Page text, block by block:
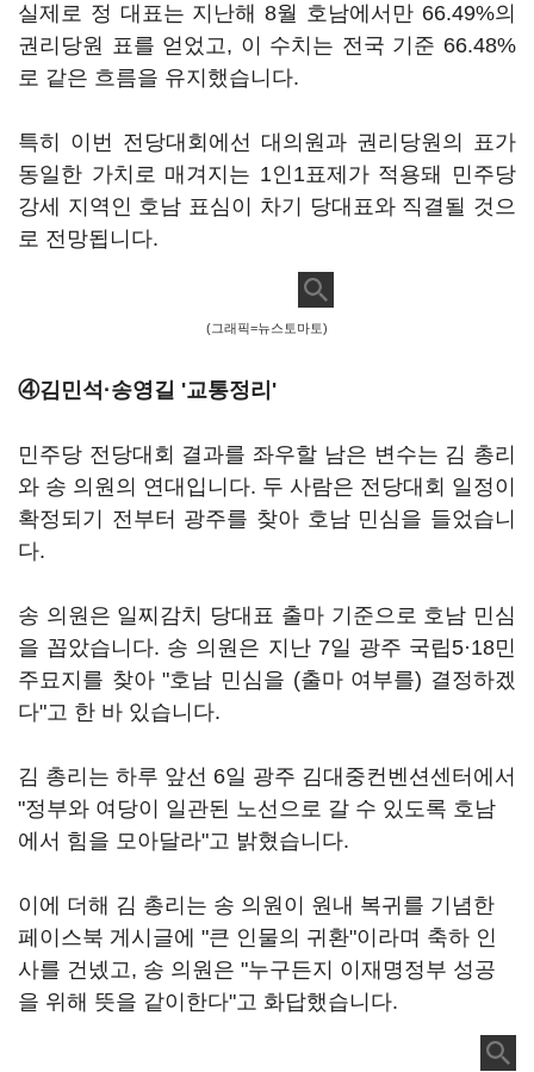
실제로 정 대표는 지난해 8월 호남에서만 66.49%의
권리당원 표를 얻었고, 이 수치는 전국 기준 66.48%
로 같은 흐름을 유지했습니다.
특히 이번 전당대회에선 대의원과 권리당원의 표가
동일한 가치로 매겨지는 1인1표제가 적용돼 민주당
강세 지역인 호남 표심이 차기 당대표와 직결될 것으
로 전망됩니다.
(그래픽=뉴스토마토)
④김민석·송영길 '교통정리'
민주당 전당대회 결과를 좌우할 남은 변수는 김 총리
와 송 의원의 연대입니다. 두 사람은 전당대회 일정이
확정되기 전부터 광주를 찾아 호남 민심을 들었습니
다.
송 의원은 일찌감치 당대표 출마 기준으로 호남 민심
을 꼽았습니다. 송 의원은 지난 7일 광주 국립5·18민
주묘지를 찾아 "호남 민심을 (출마 여부를) 결정하겠
다"고 한 바 있습니다.
김 총리는 하루 앞선 6일 광주 김대중컨벤션센터에서
"정부와 여당이 일관된 노선으로 갈 수 있도록 호남
에서 힘을 모아달라"고 밝혔습니다.
이에 더해 김 총리는 송 의원이 원내 복귀를 기념한
페이스북 게시글에 "큰 인물의 귀환"이라며 축하 인
사를 건넸고, 송 의원은 "누구든지 이재명정부 성공
을 위해 뜻을 같이한다"고 화답했습니다.